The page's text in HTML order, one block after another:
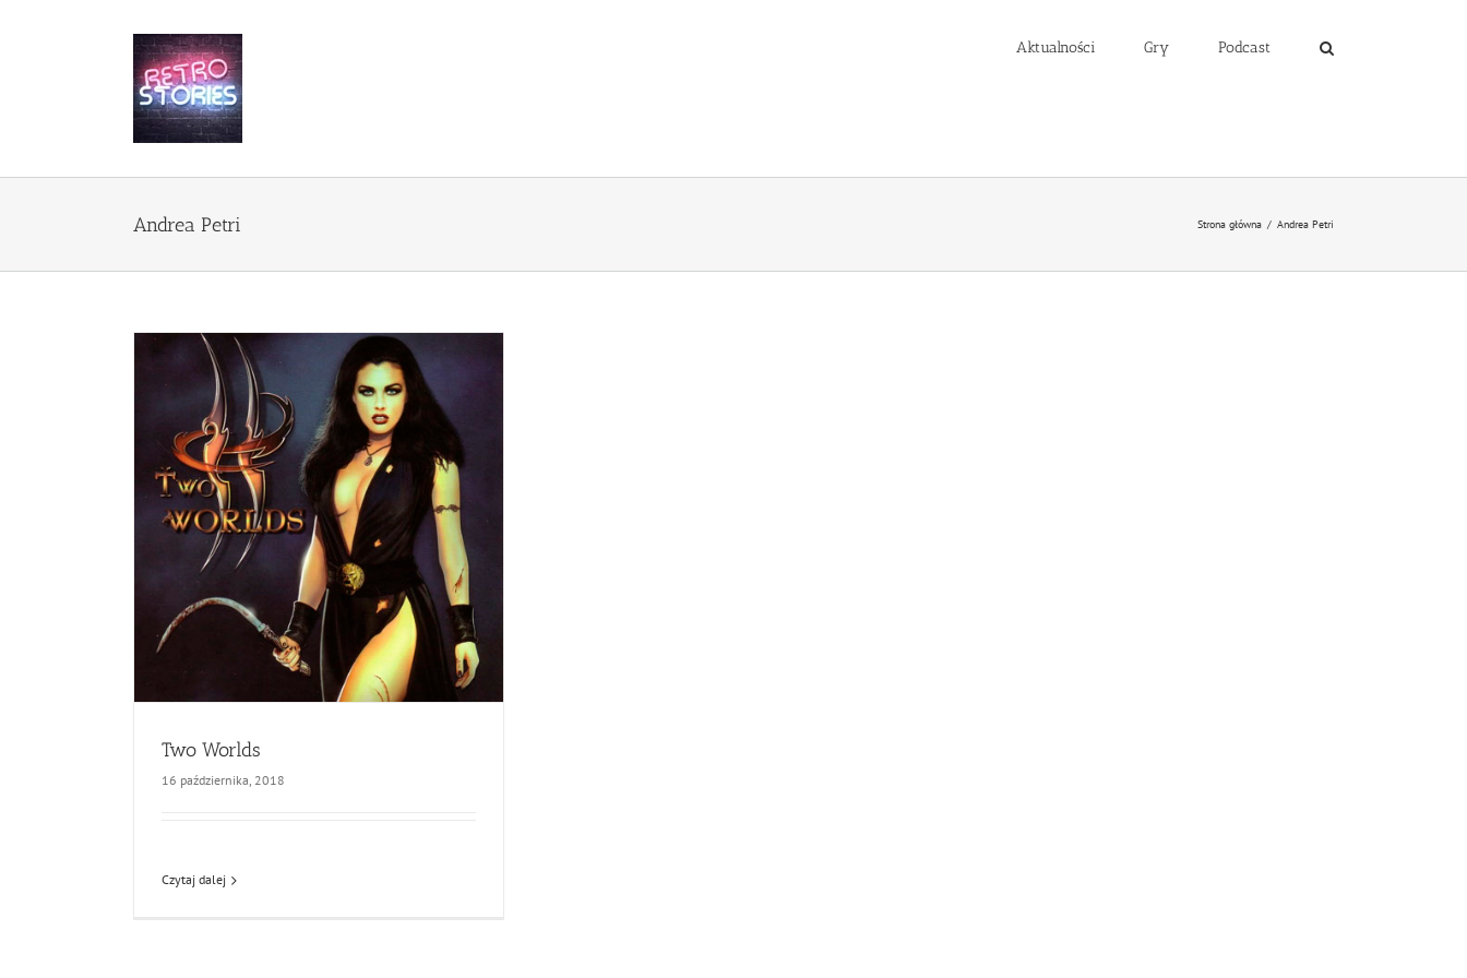
Aktualności Gry Podcast
Andrea Petri Strona główna / Andrea Petri
Two Worlds
16 października, 2018
Czytaj dalej